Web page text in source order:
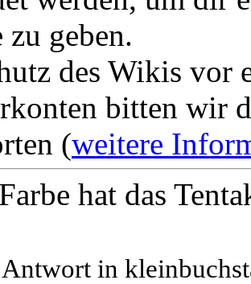
zu geben.
des Wikis vor
bitten wir
(weitere
hat das
in